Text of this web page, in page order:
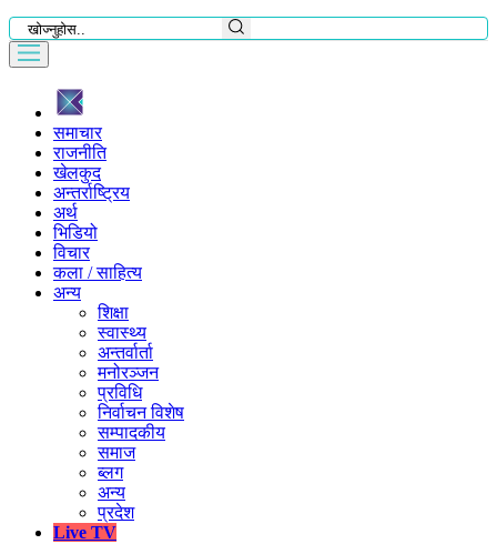
समाचार
राजनीति
खेलकुद
अन्तर्राष्ट्रिय
अर्थ
भिडियो
विचार
कला / साहित्य
अन्य
शिक्षा
स्वास्थ्य
अन्तर्वार्ता
मनोरञ्जन
प्रविधि
निर्वाचन विशेष
सम्पादकीय
समाज
ब्लग
अन्य
प्रदेश
Live TV